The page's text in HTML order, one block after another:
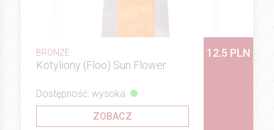
BRONZE
Kotyliony (Floo) Sun Flower
12.5 PLN
Dostępność: wysoka
ZOBACZ